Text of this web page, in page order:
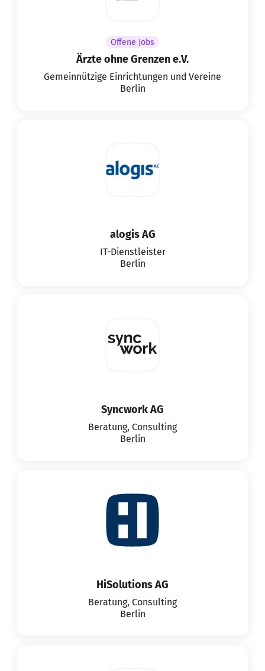
Offene Jobs
Ärzte ohne Grenzen e.V.
Gemeinnützige Einrichtungen und Vereine
Berlin
alogis AG
IT-Dienstleister
Berlin
Syncwork AG
Beratung, Consulting
Berlin
HiSolutions AG
Beratung, Consulting
Berlin